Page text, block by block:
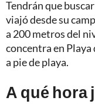
Tendrán que
viajó desde su
a 200 metros del
concentra en Playa
a pie de playa.
A qué hora